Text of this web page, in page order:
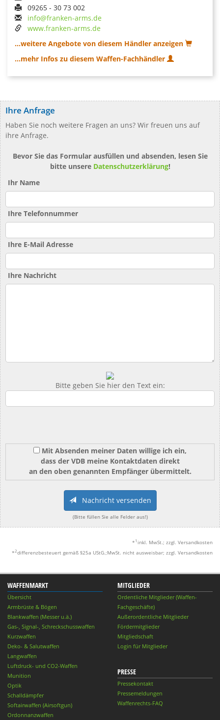
09265 - 30 73 002
info@franken-arms.de
www.franken-arms.de
...weitere Angebote von diesem Händler anzeigen
...mehr Infos zu diesem Waffen-Fachhändler
Ihre Anfrage
Haben Sie noch weitere Fragen an uns? Wir freuen uns auf
ihre Anfrage.
Bevor Sie das Formular ausfüllen und absenden, lesen Sie
bitte unsere Datenschutzerklärung!
Ihr Name
Ihre Telefonnummer
Ihre E-Mail Adresse
Ihre Nachricht
Bitte geben Sie hier den Text ein:
Mit Absenden meiner Daten willige ich ein,
dass der VDB meine Kontaktdaten direkt
an den oben genannten Empfänger übermittelt.
Nachricht versenden
(Bitte füllen Sie alle Felder aus!)
* 1 inkl. MwSt.; zzgl. Versandkosten
*2differenzbesteuert gemäß §25a UStG.;MwSt. nicht ausweisbar; zzgl. Versandkosten
WAFFENMARKT
Übersicht
Armbrüste & Bögen
Blankwaffen (Messer u.ä.)
Gas-, Signal-, Schreckschusswaffen
Kurzwaffen
Deko- & Salutwaffen
Langwaffen
Luftdruck- und CO2-Waffen
Munition
Optik
Schalldämpfer
Softairwaffen (Airsoftgun)
Ordonnanzwaffen
MITGLIEDER
Ordentliche Mitglieder (Waffen-
Fachgeschäfte)
Außerordentliche Mitglieder
Fördermitglieder
Mitgliedschaft
Login für Mitglieder
PRESSE
Pressekontakt
Pressemeldungen
Waffenrechts-FAQ